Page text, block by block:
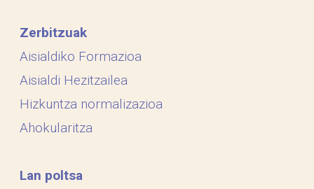
Zerbitzuak
Aisialdiko Formazioa
Aisialdi Hezitzailea
Hizkuntza normalizazioa
Ahokularitza
Lan poltsa